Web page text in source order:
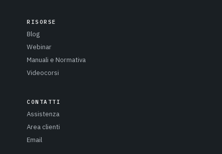
RISORSE
Blog
Webinar
Manuali e Normativa
Videocorsi
CONTATTI
Assistenza
Area clienti
Email